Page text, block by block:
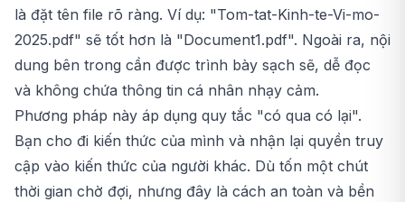
là đặt tên file rõ ràng. Ví dụ: "Tom-tat-Kinh-te-Vi-mo-
2025.pdf" sẽ tốt hơn là "Document1.pdf". Ngoài ra, nội
dung bên trong cần được trình bày sạch sẽ, dễ đọc
và không chứa thông tin cá nhân nhạy cảm.
Phương pháp này áp dụng quy tắc "có qua có lại".
Bạn cho đi kiến thức của mình và nhận lại quyền truy
cập vào kiến thức của người khác. Dù tốn một chút
thời gian chờ đợi, nhưng đây là cách an toàn và bền